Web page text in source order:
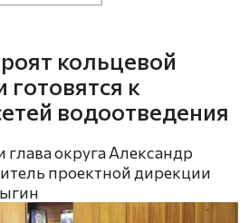
кольцевой
к
водоотведения
глава округа Александр
проектной дирекции